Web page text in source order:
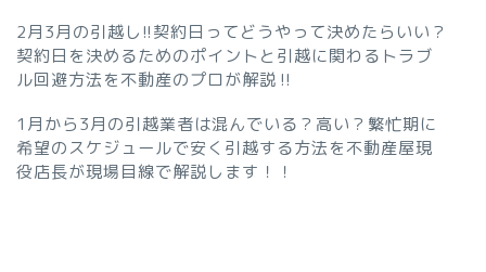
2月3月の引越し!!契約日ってどうやって決めたらいい？
契約日を決めるためのポイントと引越に関わるトラブ
ル回避方法を不動産のプロが解説‼︎
1月から3月の引越業者は混んでいる？高い？繁忙期に
希望のスケジュールで安く引越する方法を不動産屋現
役店長が現場目線で解説します！！